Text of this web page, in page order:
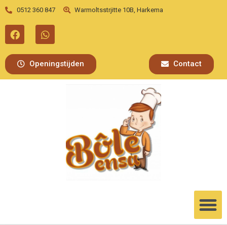
0512 360 847 Warmoltsstrjitte 10B, Harkema
Openingstijden Contact